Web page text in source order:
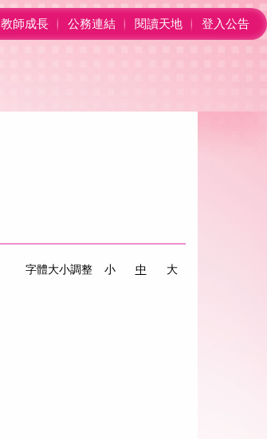
教師成長 公務連結 閱讀天地 登入公告
字體大小調整 小 中
大